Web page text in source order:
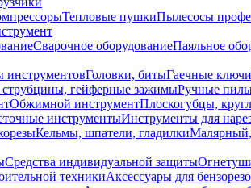
Тепловые пушкиПылесосы
Сварочное оборудованиеПаяльное
инструментовГоловки, битыГаечные ключи
гейферные зажимыРучные
Обжимной инструментПлоскогубцы,
инструментыИнструменты для
Кельмы, шпатели, гладилкиМалярный,
Средства индивидуальной защиты
техникиАксессуары для